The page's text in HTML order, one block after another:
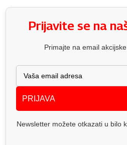
Prijavite se na
Primajte na email
PRIJAVA
Newsletter možete otkazati u bilo